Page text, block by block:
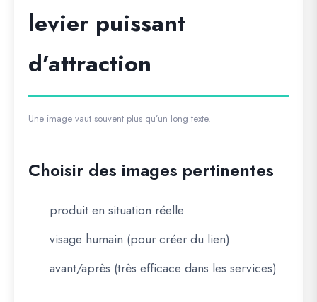
levier puissant
d’attraction
Une image vaut souvent plus qu’un long texte.
Choisir des images pertinentes
produit en situation réelle
visage humain (pour créer du lien)
avant/après (très efficace dans les services)